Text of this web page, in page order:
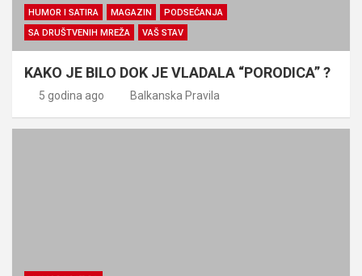
HUMOR I SATIRA MAGAZIN
PODSEĆANJA
SA DRUŠTVENIH MREŽA
VAŠ STAV
KAKO JE BILO DOK JE VLADALA “PORODICA” ?
5 godina ago Balkanska Pravila